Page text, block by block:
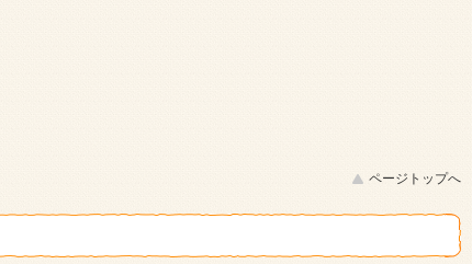
ページトップへ